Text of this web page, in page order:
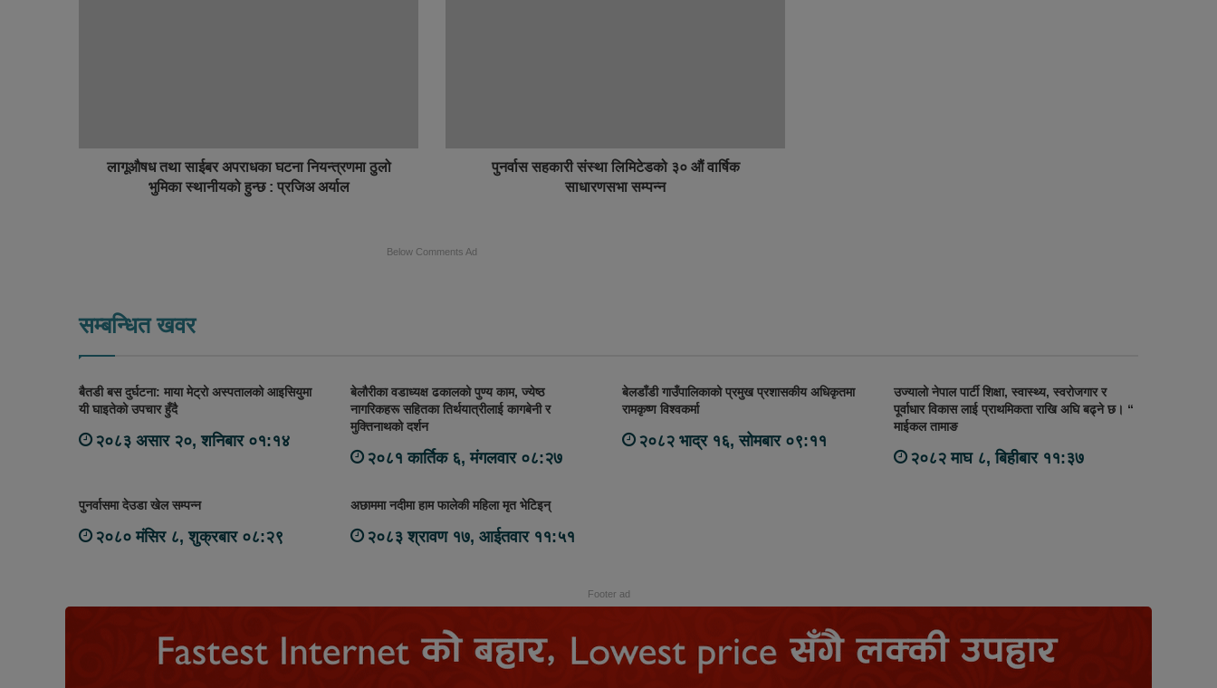
लागूऔषध तथा साईबर अपराधका घटना नियन्त्रणमा ठुलो
भुमिका स्थानीयको हुन्छ : प्रजिअ अर्याल
पुनर्वास सहकारी संस्था लिमिटेडको ३० औं वार्षिक
साधारणसभा सम्पन्न
Below Comments Ad
सम्बन्धित खवर
बैतडी बस दुर्घटना: माया मेट्रो अस्पतालको आइसियुमा
यी घाइतेको उपचार हुँदै
२०८३ असार २०, शनिबार ०१:१४
बेलौरीका वडाध्यक्ष ढकालको पुण्य काम, ज्येष्ठ
नागरिकहरू सहितका तिर्थयात्रीलाई कागबेनी र
मुक्तिनाथको दर्शन
२०८१ कार्तिक ६, मंगलवार ०८:२७
बेलडाँडी गाउँपालिकाको प्रमुख प्रशासकीय अधिकृतमा
रामकृष्ण विश्वकर्मा
२०८२ भाद्र १६, सोमबार ०९:११
उज्यालो नेपाल पार्टी शिक्षा, स्वास्थ्य, स्वरोजगार र
पूर्वाधार विकास लाई प्राथमिकता राखि अघि बढ्ने छ। “
माईकल तामाङ
२०८२ माघ ८, बिहीबार ११:३७
पुनर्वासमा देउडा खेल सम्पन्न
२०८० मंसिर ८, शुक्रबार ०८:२९
अछाममा नदीमा हाम फालेकी महिला मृत भेटिइन्
२०८३ श्रावण १७, आईतवार ११:५१
Footer ad